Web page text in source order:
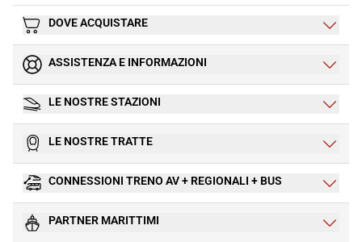
DOVE ACQUISTARE
ASSISTENZA E INFORMAZIONI
LE NOSTRE STAZIONI
LE NOSTRE TRATTE
CONNESSIONI TRENO AV + REGIONALI + BUS
PARTNER MARITTIMI